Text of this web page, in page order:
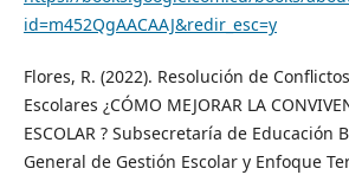
id=m452QgAACAAJ&redir_esc=y
Flores, R. (2022). Resolución de
Escolares ¿CÓMO MEJORAR LA
ESCOLAR ? Subsecretaría de Educación
General de Gestión Escolar y Enfoque